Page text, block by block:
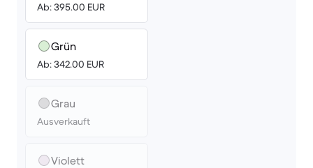
Ab: 395.00 EUR
Grün
Ab: 342.00 EUR
Grau
Ausverkauft
Violett